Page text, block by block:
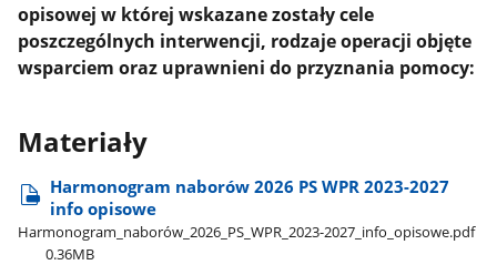
opisowej w której wskazane zostały cele
poszczególnych interwencji, rodzaje operacji objęte
wsparciem oraz uprawnieni do przyznania pomocy:
Materiały
Harmonogram naborów 2026 PS WPR 2023-2027
info opisowe
Harmonogram​_naborów​_2026​_PS​_WPR​_2023-2027​_info​_opisowe.pdf
0.36MB